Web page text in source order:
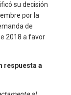
su decisión
por la
de
2018 a favor
respuesta a